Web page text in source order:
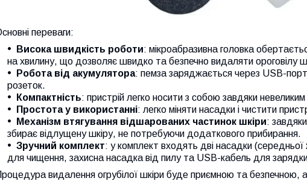
переваги:
Висока швидкість роботи: мікроабразивна головка
на хвилину, що дозволяє швидко та безпечно видаляти ороговілу
Робота від акумулятора: пемза заряджається через USB-
розеток.
Компактність: пристрій легко носити з собою завдяки невеликим
Простота у використанні: легко міняти насадки і чистити
Механізм втягування відшарованих частинок шкіри:
збирає відлущену шкіру, не потребуючи додаткового прибирання.
Зручний комплект: у комплект входять дві насадки (середньої
для чищення, захисна насадка від пилу та USB-кабель для
видалення огрубілої шкіри буде приємною та безпечною,